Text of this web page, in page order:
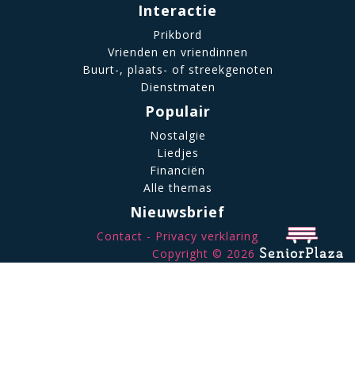
Interactie
Prikbord
Vrienden en vriendinnen
Buurt-, plaats- of streekgenoten
Dienstmaten
Populair
Nostalgie
Liedjes
Financiën
Alle themas
Nieuwsbrief
Contact
Privacy verklaring
Copyright © 2026